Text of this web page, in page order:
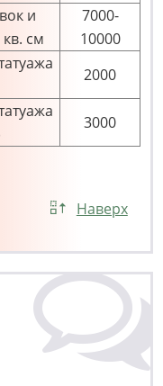
и
см
7000-
10000
2000
3000
Наверх